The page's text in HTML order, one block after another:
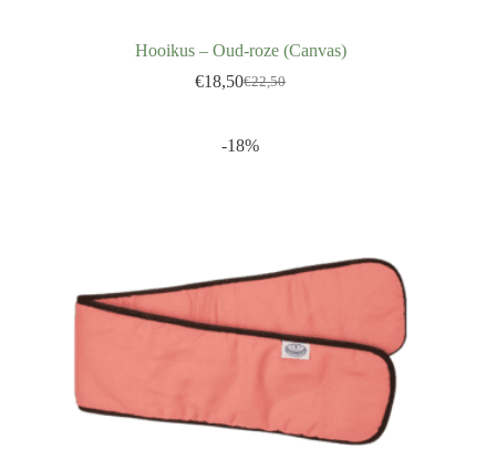
Hooikus – Oud-roze (Canvas)
€22,50
€18,50
-18%